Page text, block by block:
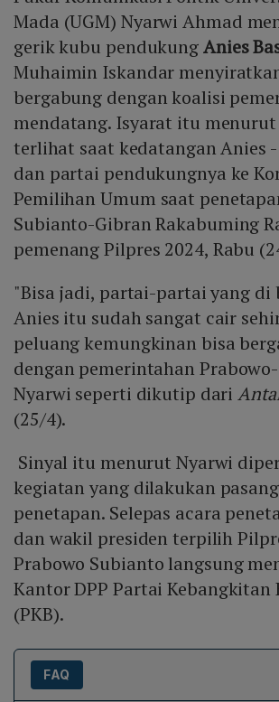
Mada (UGM) Nyarwi Ahmad
gerik kubu pendukungAnies
Muhaimin Iskandar
bergabung dengan koalisi
mendatang. Isyarat itu
terlihat saat kedatangan Anies
dan partai pendukungnya ke
Pemilihan Umum saat
Subianto-Gibran Rakabuming
pemenang Pilpres 2024, Rabu
"Bisa jadi, partai-partai yang di
Anies itu sudah sangat cair
peluang kemungkinan bisa
dengan pemerintahan
Nyarwi seperti dikutip dari
(25/4).
Sinyal itu menurut Nyarwi
kegiatan yang dilakukan
penetapan. Selepas acara
dan wakil presiden terpilih
Prabowo Subianto langsung
Kantor DPP Partai Kebangkitan
(PKB).
FAQ